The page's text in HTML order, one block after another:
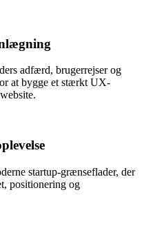
adfærd, brugerrejser og
at bygge et stærkt UX-
startup-grænseflader, der
positionering og